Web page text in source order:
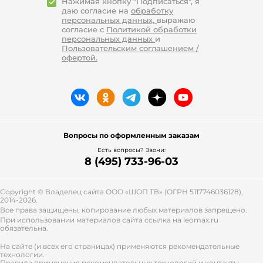
даю согласие на обработку
персональных данных, выражаю
согласие с Политикой обработки
персональных данных и
Пользовательским соглашением /
офертой.
Вопросы по оформленным заказам
Есть вопросы? Звони:
8 (495) 733-96-03
Copyright © Владелец сайта ООО «ШОП ТВ» (ОГРН 5117746036128),
2014-2026.
Все права защищены, копирование любых материалов запрещено.
При использовании материалов сайта ссылка на leomax.ru
обязательна.
На сайте (и всех его страницах) применяются рекомендательные
технологии.